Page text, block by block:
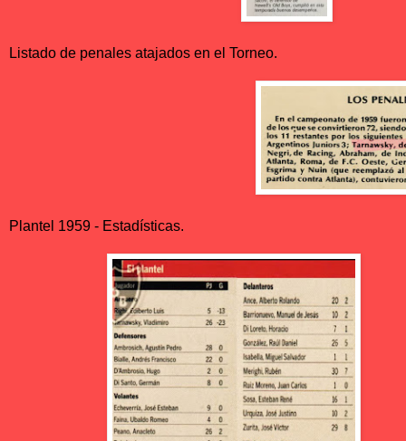
Listado de penales atajados en el Torneo.
Plantel 1959 - Estadísticas.